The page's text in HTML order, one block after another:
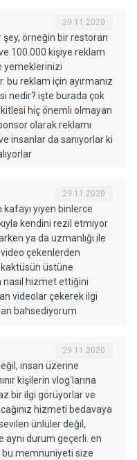
29.11.2020
örneğin bir restoran
100.000 kişiye reklam
yemeklerinizi
reklam için ayırmanız
nedir? işte burada çok
hiç önemli olmayan
olarak reklamı
insanlar da sanıyorlar ki
29.11.2020
yiyen binlerce
kendini rezil etmiyor
ya da uzmanlığı ile
çekenlerden
üstüne
nasıl hizmet ettiğini
videolar çekerek ilgi
bahsediyorum
29.11.2020
insan üzerine
kişilerin vlog'larına
bir ilgi görüyorlar ve
hizmeti bedavaya
ünlüler değil,
aynı durum geçerli. en
bu memnuniyeti size